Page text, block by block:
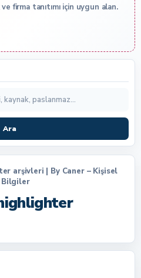
firma tanıtımı için uygun alan.
Ara
arşivleri | By Caner – Kişisel
Bilgiler